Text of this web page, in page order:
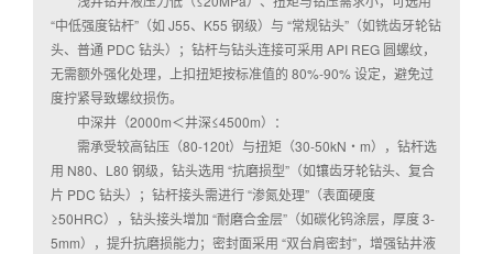
“中低强度钻杆”（如 J55、K55 钢级）与 “常规钻头”（如铣齿牙轮钻
头、普通 PDC 钻头）；钻杆与钻头连接可采用 API REG 圆螺纹，
无需额外强化处理，上扣扭矩按标准值的 80%-90% 设定，避免过
度拧紧导致螺纹损伤。
中深井（2000m＜井深≤4500m）：
需承受较高钻压（80-120t）与扭矩（30-50kN・m），钻杆选
用 N80、L80 钢级，钻头选用 “抗磨损型”（如镶齿牙轮钻头、复合
片 PDC 钻头）；钻杆接头需进行 “渗氮处理”（表面硬度
≥50HRC），钻头接头增加 “耐磨合金层”（如碳化钨涂层，厚度 3-
5mm），提升抗磨损能力；密封面采用 “双台肩密封”，增强钻井液